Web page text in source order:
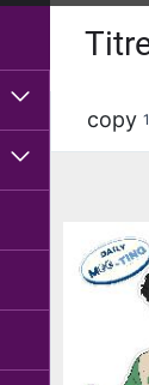
copy